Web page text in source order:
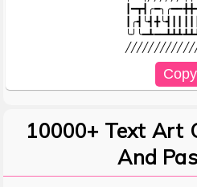
10000+ Text Art
And